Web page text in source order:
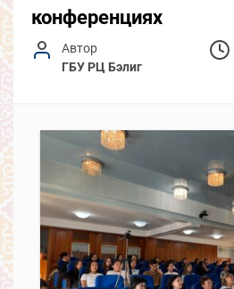
конференциях
Автор
ГБУ РЦ Бэлиг